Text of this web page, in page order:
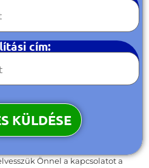
cím:
Önnel a kapcsolatot a